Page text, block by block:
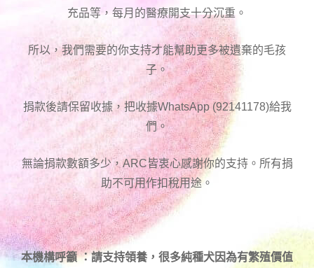
充品等，每月的醫療開支十分沉重。
所以，我們需要的你支持才能幫助更多被遺棄的毛孩
子。
捐款後請保留收據，把收據WhatsApp (92141178)給我
們。
無論捐款數額多少，ARC皆衷心感謝你的支持。所有捐
助不可用作扣稅用途。
本機構呼籲 ：請支持領養，很多純種犬因為有繁殖價值